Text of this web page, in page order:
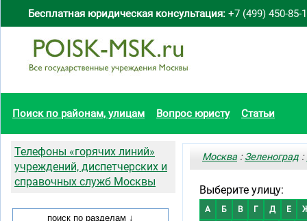
Бесплатная юридическая консультация: +7 (499) 450-85-
Поиск по районам, улицам Вопрос юристу Статьи
Москва :Зеленоград :
Выберите улицу:
А Б В Г Д Е
Телефоны «горячих линий»
учреждений, диспетчерских и
справочных служб Москвы